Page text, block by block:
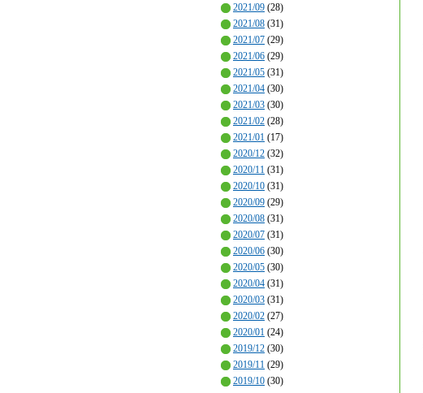
2021/09 (28)
2021/08 (31)
2021/07 (29)
2021/06 (29)
2021/05 (31)
2021/04 (30)
2021/03 (30)
2021/02 (28)
2021/01 (17)
2020/12 (32)
2020/11 (31)
2020/10 (31)
2020/09 (29)
2020/08 (31)
2020/07 (31)
2020/06 (30)
2020/05 (30)
2020/04 (31)
2020/03 (31)
2020/02 (27)
2020/01 (24)
2019/12 (30)
2019/11 (29)
2019/10 (30)